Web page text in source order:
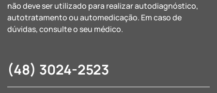
não deve ser utilizado para realizar autodiagnóstico,
autotratamento ou automedicação. Em caso de
dúvidas, consulte o seu médico.
(48) 3024-2523